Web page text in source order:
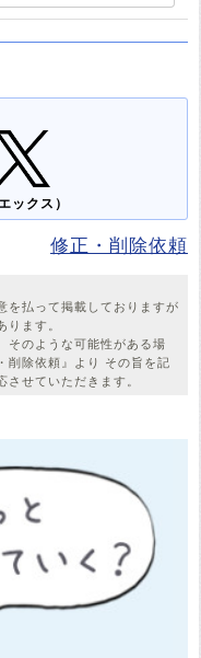
ックス）
修正・削除依頼
を払って掲載しておりますが
ます。
そのような可能性がある場
削除依頼』より その旨を記
せていただきます。